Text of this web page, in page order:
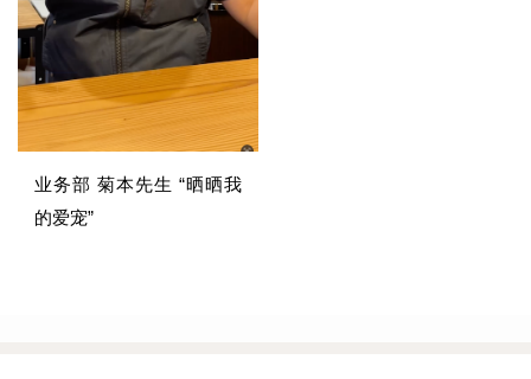
业务部 菊本先生 “晒晒我
的爱宠”